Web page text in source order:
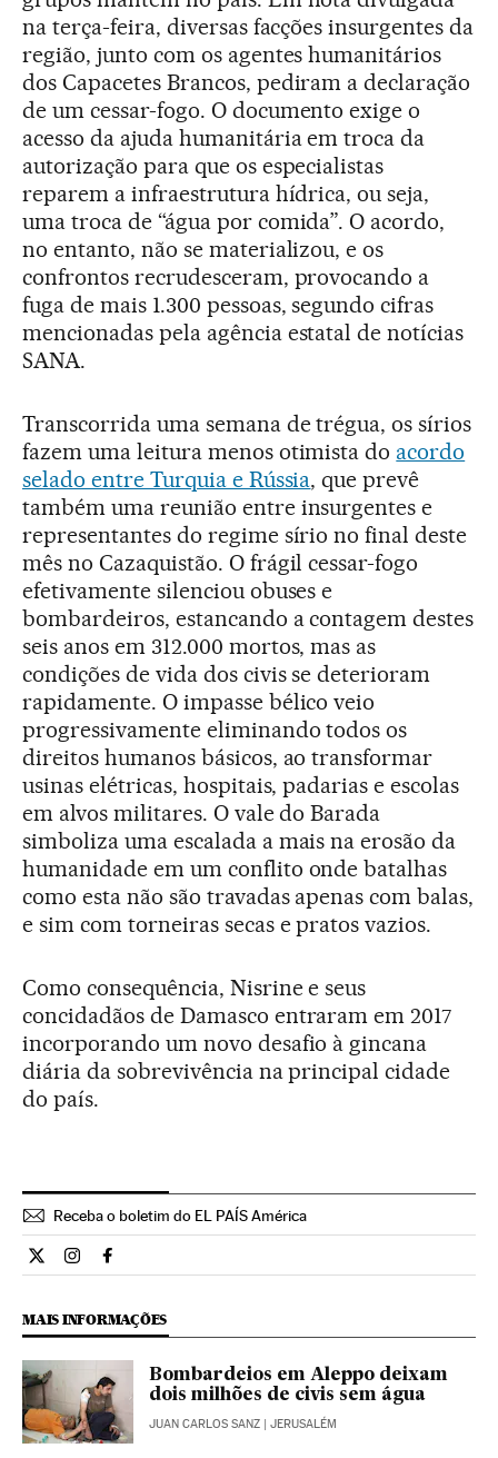
na terça-feira, diversas facções insurgentes da
região, junto com os agentes humanitários
dos Capacetes Brancos, pediram a declaração
de um cessar-fogo. O documento exige o
acesso da ajuda humanitária em troca da
autorização para que os especialistas
reparem a infraestrutura hídrica, ou seja,
uma troca de “água por comida”. O acordo,
no entanto, não se materializou, e os
confrontos recrudesceram, provocando a
fuga de mais 1.300 pessoas, segundo cifras
mencionadas pela agência estatal de notícias
SANA.
Transcorrida uma semana de trégua, os sírios
fazem uma leitura menos otimista do acordo
selado entre Turquia e Rússia, que prevê
também uma reunião entre insurgentes e
representantes do regime sírio no final deste
mês no Cazaquistão. O frágil cessar-fogo
efetivamente silenciou obuses e
bombardeiros, estancando a contagem destes
seis anos em 312.000 mortos, mas as
condições de vida dos civis se deterioram
rapidamente. O impasse bélico veio
progressivamente eliminando todos os
direitos humanos básicos, ao transformar
usinas elétricas, hospitais, padarias e escolas
em alvos militares. O vale do Barada
simboliza uma escalada a mais na erosão da
humanidade em um conflito onde batalhas
como esta não são travadas apenas com balas,
e sim com torneiras secas e pratos vazios.
Como consequência, Nisrine e seus
concidadãos de Damasco entraram em 2017
incorporando um novo desafio à gincana
diária da sobrevivência na principal cidade
do país.
Receba o boletim do EL PAÍS América
Internacional El País Brasil en Twitter
Internacional El País Brasil en Instagram
Internacional El País Brasil en Facebook
MAIS INFORMAÇÕES
Bombardeios em Aleppo deixam
dois milhões de civis sem água
JUAN CARLOS SANZ | JERUSALÉM